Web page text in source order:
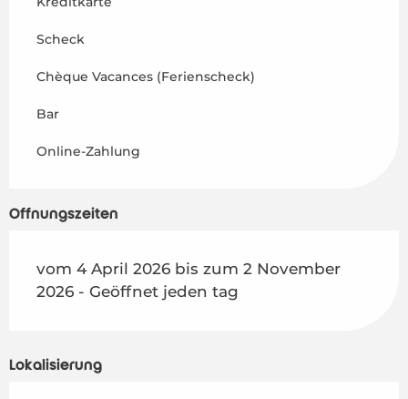
Scheck
Chèque Vacances (Ferienscheck)
Bar
Online-Zahlung
Öffnungszeiten
vom 4 April 2026 bis zum 2 November
2026 - Geöffnet jeden tag
Lokalisierung